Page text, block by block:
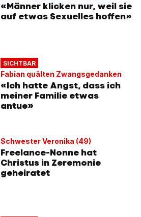
«Männer klicken nur, weil sie
auf etwas Sexuelles hoffen»
SICHTBAR
Fabian quälten Zwangsgedanken
«Ich hatte Angst, dass ich
meiner Familie etwas
antue»
Schwester Veronika (49)
Freelance-Nonne hat
Christus in Zeremonie
geheiratet